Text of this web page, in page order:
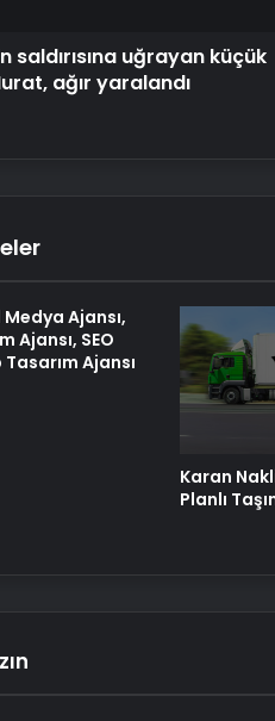
saldırısına uğrayan küçük
ağır yaralandı
Ajansı,
Ajansı, SEO
Ajansı
Karan
Planlı